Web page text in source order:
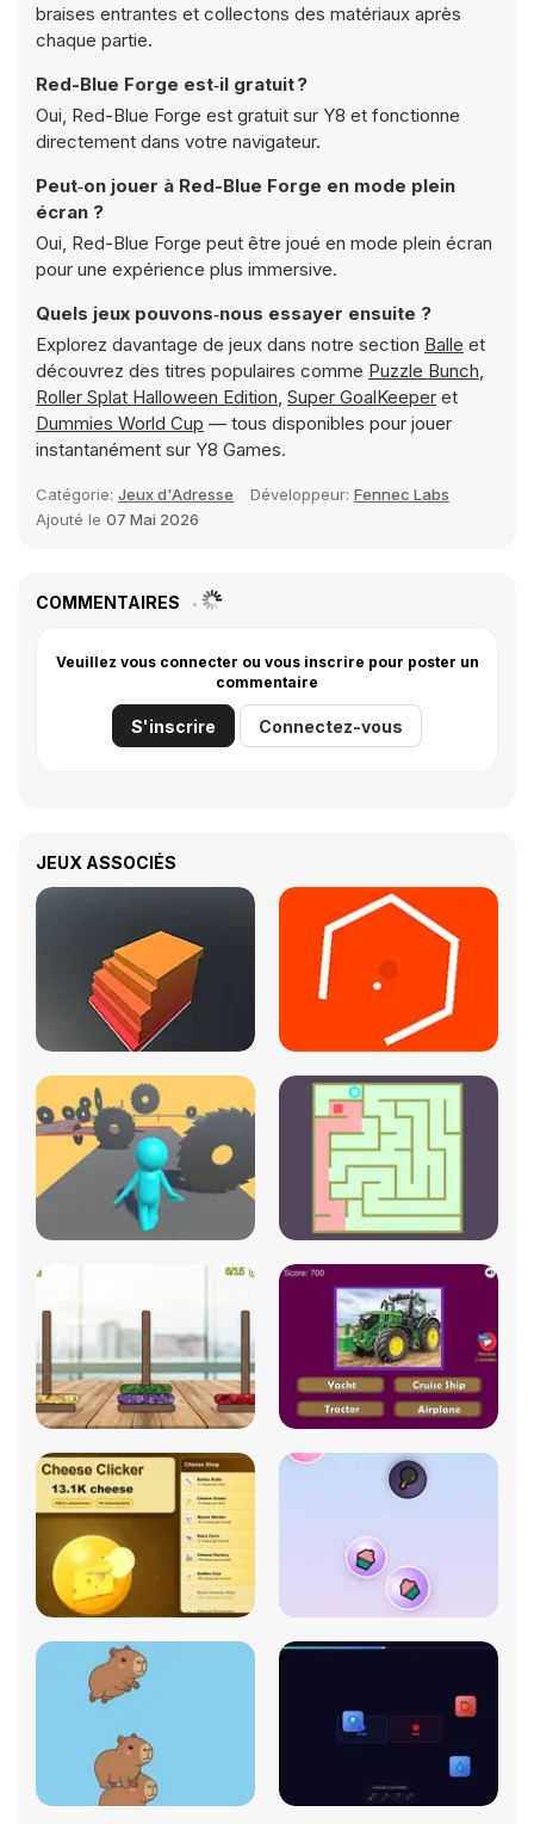
braises entrantes et collectons des matériaux après
chaque partie.
Red-Blue Forge est‑il gratuit ?
Oui, Red-Blue Forge est gratuit sur Y8 et fonctionne
directement dans votre navigateur.
Peut‑on jouer à Red-Blue Forge en mode plein
écran ?
Oui, Red-Blue Forge peut être joué en mode plein écran
pour une expérience plus immersive.
Quels jeux pouvons‑nous essayer ensuite ?
Explorez davantage de jeux dans notre section Balle et
découvrez des titres populaires comme Puzzle Bunch,
Roller Splat Halloween Edition, Super GoalKeeper et
Dummies World Cup — tous disponibles pour jouer
instantanément sur Y8 Games.
Catégorie: Jeux d'Adresse Développeur: Fennec Labs
Ajouté le 07 Mai 2026
COMMENTAIRES
Veuillez vous connecter ou vous inscrire pour poster un
commentaire
S'inscrire Connectez-vous
JEUX ASSOCIÉS